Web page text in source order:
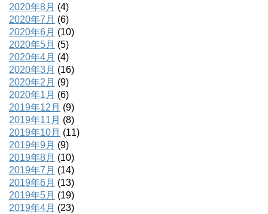
2020年8月 (4)
2020年7月 (6)
2020年6月 (10)
2020年5月 (5)
2020年4月 (4)
2020年3月 (16)
2020年2月 (9)
2020年1月 (6)
2019年12月 (9)
2019年11月 (8)
2019年10月 (11)
2019年9月 (9)
2019年8月 (10)
2019年7月 (14)
2019年6月 (13)
2019年5月 (19)
2019年4月 (23)